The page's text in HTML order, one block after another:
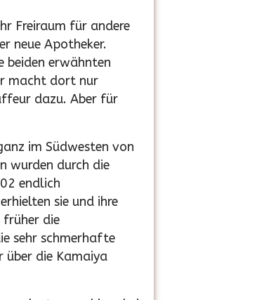
Freiraum für andere
neue Apotheker.
beiden erwähnten
macht dort nur
dazu. Aber für
im Südwesten von
wurden durch die
endlich
sie und ihre
früher die
sehr schmerhafte
über die Kamaiya